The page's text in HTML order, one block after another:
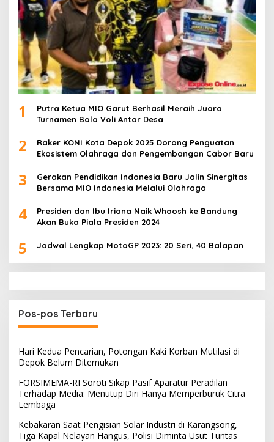
1
Putra Ketua MIO Garut Berhasil Meraih Juara
Turnamen Bola Voli Antar Desa
2
Raker KONI Kota Depok 2025 Dorong Penguatan
Ekosistem Olahraga dan Pengembangan Cabor Baru
3
Gerakan Pendidikan Indonesia Baru Jalin Sinergitas
Bersama MIO Indonesia Melalui Olahraga
4
Presiden dan Ibu Iriana Naik Whoosh ke Bandung
Akan Buka Piala Presiden 2024
5 Jadwal Lengkap MotoGP 2023: 20 Seri, 40 Balapan
Pos-pos Terbaru
Hari Kedua Pencarian, Potongan Kaki Korban Mutilasi di
Depok Belum Ditemukan
FORSIMEMA-RI Soroti Sikap Pasif Aparatur Peradilan
Terhadap Media: Menutup Diri Hanya Memperburuk Citra
Lembaga
Kebakaran Saat Pengisian Solar Industri di Karangsong,
Tiga Kapal Nelayan Hangus, Polisi Diminta Usut Tuntas